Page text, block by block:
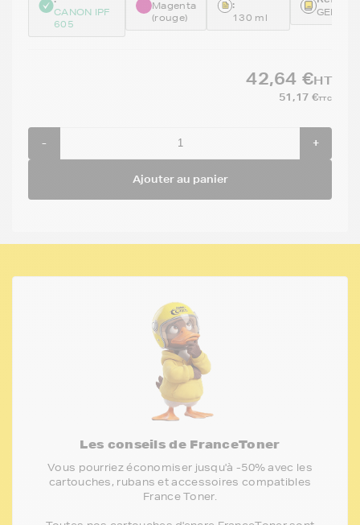
CANON IPF
605
Magenta
(rouge)
:
130 ml
42,64 €HT
51,17 €TTC
- +
Ajouter au panier
Les conseils de FranceToner
Vous pourriez économiser jusqu'à -50% avec les
cartouches, rubans et accessoires compatibles
France Toner.